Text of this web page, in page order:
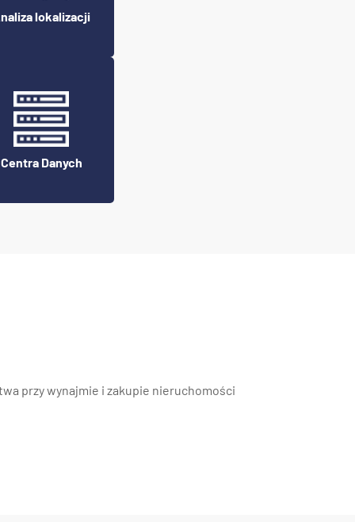
lokalizacji
Centra Danych
przy wynajmie i zakupie nieruchomości